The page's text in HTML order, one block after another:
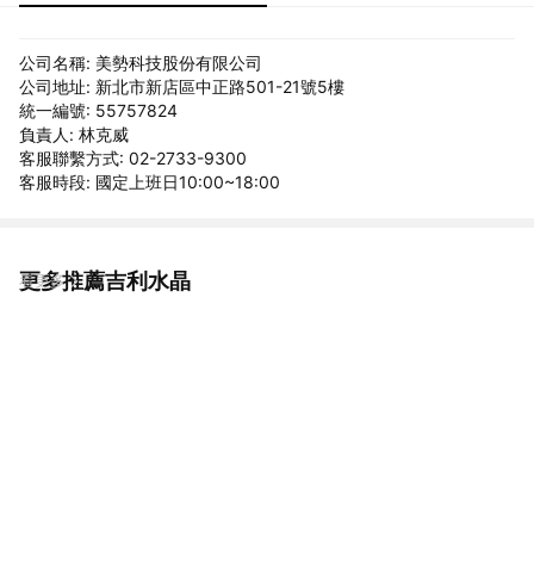
公司名稱: 美勢科技股份有限公司
公司地址: 新北市新店區中正路501-21號5樓
統一編號: 55757824
負責人: 林克威
客服聯繫方式: 02-2733-9300
客服時段: 國定上班日10:00~18:00
更多推薦吉利水晶
看更多